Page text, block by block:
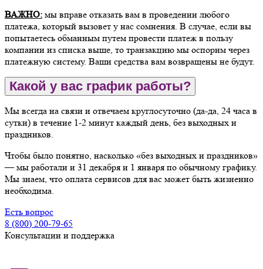
ВАЖНО: мы вправе отказать вам в проведении любого
платежа, который вызовет у нас сомнения. В случае, если вы
попытаетесь обманным путем провести платеж в пользу
компании из списка выше, то транзакцию мы оспорим через
платежную систему. Ваши средства вам возвращены не будут.
Какой у вас график работы?
Мы всегда на связи и отвечаем круглосуточно (да-да, 24 часа в
сутки) в течение 1-2 минут каждый день, без выходных и
праздников.
Чтобы было понятно, насколько «без выходных и праздников»
— мы работали и 31 декабря и 1 января по обычному графику.
Мы знаем, что оплата сервисов для вас может быть жизненно
необходима.
Есть вопрос
8 (800) 200-79-65
Консультации и поддержка